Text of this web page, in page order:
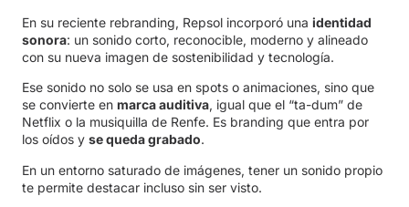
En su reciente rebranding, Repsol incorporó una identidad
sonora: un sonido corto, reconocible, moderno y alineado
con su nueva imagen de sostenibilidad y tecnología.
Ese sonido no solo se usa en spots o animaciones, sino que
se convierte en marca auditiva, igual que el “ta-dum” de
Netflix o la musiquilla de Renfe. Es branding que entra por
los oídos y se queda grabado.
En un entorno saturado de imágenes, tener un sonido propio
te permite destacar incluso sin ser visto.